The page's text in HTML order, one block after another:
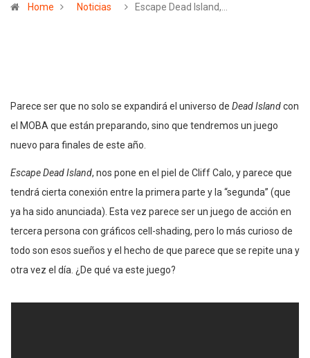
Home Noticias Escape Dead Island,…
Parece ser que no solo se expandirá el universo de Dead Islandcon
el MOBA que están preparando, sino que tendremos un juego
nuevo para finales de este año.
Escape Dead Island, nos pone en el piel de Cliff Calo, y parece que
tendrá cierta conexión entre la primera parte y la “segunda” (que
ya ha sido anunciada). Esta vez parece ser un juego de acción en
tercera persona con gráficos cell-shading, pero lo más curioso de
todo son esos sueños y el hecho de que parece que se repite una y
otra vez el día. ¿De qué va este juego?